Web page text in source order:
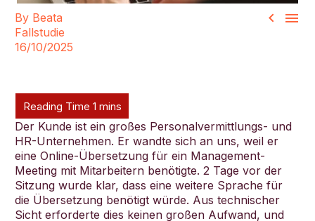
Deutsch
 
By Beata
Fallstudie
16/10/2025
Der Kunde ist ein großes Personalvermittlungs- und
HR-Unternehmen. Er wandte sich an uns, weil er
eine Online-Übersetzung für ein Management-
Meeting mit Mitarbeitern benötigte. 2 Tage vor der
Sitzung wurde klar, dass eine weitere Sprache für
die Übersetzung benötigt würde. Aus technischer
Sicht erforderte dies keinen großen Aufwand, und